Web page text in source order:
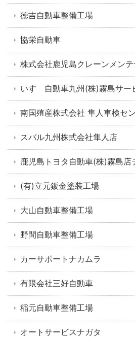
徳吉自動車整備工場
協栄自動車
株式会社鹿児島クレーンメンテ
いすゞ自動車九州(株)霧島サー
南国殖産株式会社 隼人車検セ
スバル九州株式会社隼人店
鹿児島トヨタ自動車(株)霧島店
(有)立元鈑金塗装工場
大山自動車整備工場
野間自動車整備工場
カーサポートナカムラ
有限会社三好自動車
稲元自動車整備工場
オートサービスナガタ